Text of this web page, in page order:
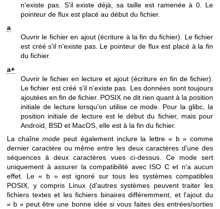
n'existe pas. S'il existe déjà, sa taille est ramenée à 0. Le
pointeur de flux est placé au début du fichier.
a
Ouvrir le fichier en ajout (écriture à la fin du fichier). Le fichier
est créé s'il n'existe pas. Le pointeur de flux est placé à la fin
du fichier.
a+
Ouvrir le fichier en lecture et ajout (écriture en fin de fichier).
Le fichier est créé s'il n'existe pas. Les données sont toujours
ajoutées en fin de fichier. POSIX ne dit rien quant à la position
initiale de lecture lorsqu'on utilise ce mode. Pour la glibc, la
position initiale de lecture est le début du fichier, mais pour
Android, BSD et MacOS, elle est à la fin du fichier.
La chaînemode peut également inclure la lettre « b » comme
dernier caractère ou même entre les deux caractères d'une des
séquences à deux caractères vues ci-dessus. Ce mode sert
uniquement à assurer la compatibilité avec ISO C et n'a aucun
effet. Le « b » est ignoré sur tous les systèmes compatibles
POSIX, y compris Linux (d'autres systèmes peuvent traiter les
fichiers textes et les fichiers binaires différemment, et l'ajout du
« b » peut être une bonne idée si vous faites des entrées/sorties